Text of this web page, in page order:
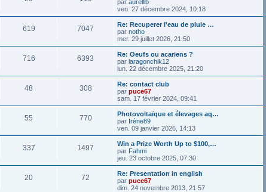
par aurelllb
ven. 27 décembre 2024, 10:18
619 7047
Re: Recuperer l'eau de pluie …
par notho
mer. 29 juillet 2026, 21:50
716 6393
Re: Oeufs ou acariens ?
par laragonchik12
lun. 22 décembre 2025, 21:20
48 308
Re: contact club
par puce67
sam. 17 février 2024, 09:41
55 770
Photovoltaïque et élevages aq…
par Irène89
ven. 09 janvier 2026, 14:13
337 1497
Win a Prize Worth Up to $100,…
par Fahmi
jeu. 23 octobre 2025, 07:30
20 72
Re: Presentation in english
par puce67
dim. 24 novembre 2013, 21:57